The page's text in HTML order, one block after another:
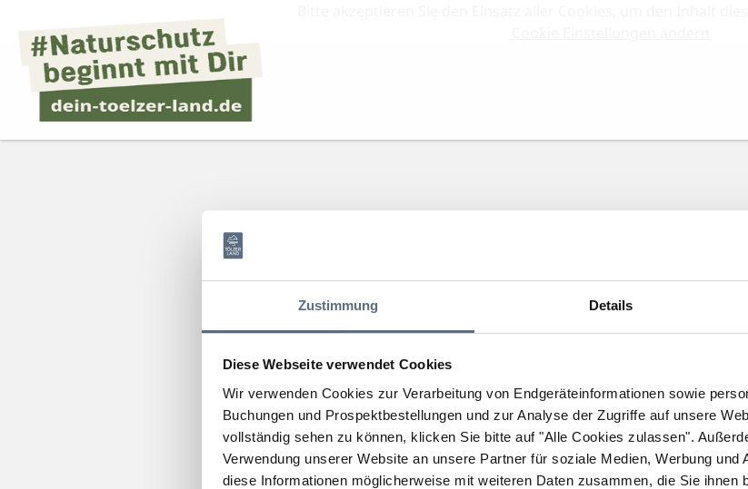
Zustimmung Details
Diese Webseite verwendet Cookies
Wir verwenden Cookies zur Verarbeitung von Endgeräteinformationen sowie
Buchungen und Prospektbestellungen und zur Analyse der Zugriffe auf unsere
vollständig sehen zu können, klicken Sie bitte auf "Alle Cookies zulassen".
Verwendung unserer Website an unsere Partner für soziale Medien, Werbung
diese Informationen möglicherweise mit weiteren Daten zusammen, die Sie ihnen